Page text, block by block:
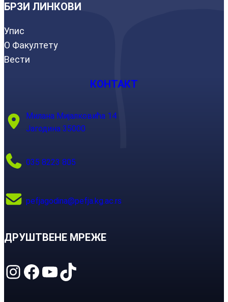
БРЗИ ЛИНКОВИ
Упис
О Факултету
Вести
КОНТАКТ
Милана Мијалковића 14
Јагодина 35000
035 8223 805
pefjagodina@pefja.kg.ac.rs
ДРУШТВЕНЕ МРЕЖЕ
Instagram Facebook YouTube TikTok